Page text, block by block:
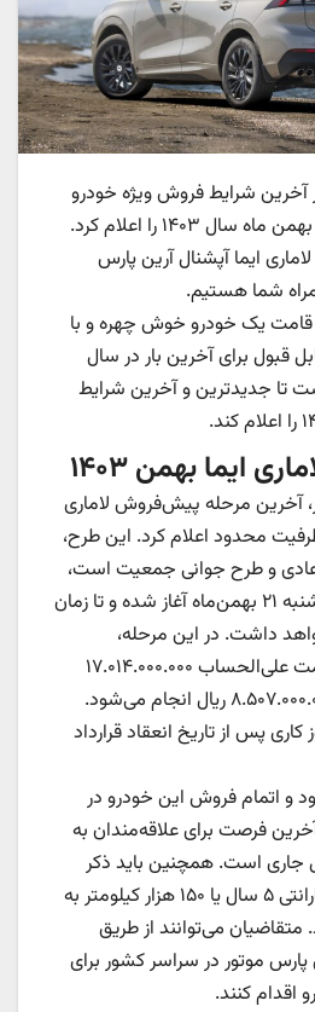
شرایط فروش ویژه خودرو
کراس اور لاماری ایما در بهمن ماه سال ۱۴۰۳ را اعلام کرد.
ایما آپشنال آرین پارس
قامت یک خودرو خوش چهره و با
قبول برای آخرین بار در سال
است تا جدیدترین و آخرین شرایط
ایما بهمن ۱۴۰۳
آخرین مرحله پیش‌فروش لاماری
۱۴۰۳ را با ظرفیت محدود اعلام کرد. این طرح،
و طرح جوانی جمعیت است،
از ساعت ۱۲ ظهر روز یکشنبه ۲۱ بهمن‌ماه آغاز شده و تا زمان
داشت. در این مرحله،
پیش‌فروش عادی با قیمت علی‌الحساب ۱۷.۰۱۴.۰۰۰.۰۰۰
ریال و پیش‌پرداخت ۸.۵۰۷.۰۰۰.۰۰۰ ریال انجام می‌شود.
خودرو نیز ۱۲۰ روز کاری پس از تاریخ انعقاد قرارداد
و اتمام فروش این خودرو در
آخرین فرصت برای علاقه‌مندان به
جاری است. همچنین باید ذکر
کنیم که این خودرو با گارانتی ۵ سال یا ۱۵۰ هزار کیلومتر به
می‌توانند از طریق
پارس موتور در سراسر کشور برای
اقدام کنند.